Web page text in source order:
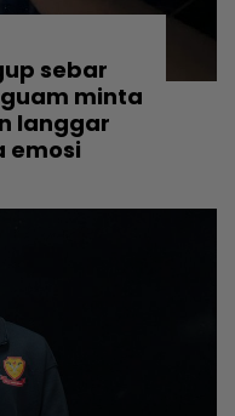
sebar
minta
langgar
emosi